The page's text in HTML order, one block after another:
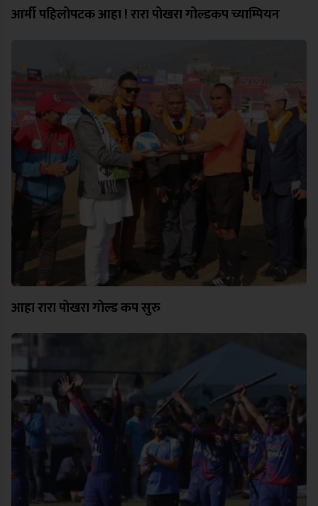
आर्मी पहिलोपटक आहा ! रारा पोखरा गोल्डकप च्याम्पियन
आहा रारा पोखरा गोल्ड कप सुरु